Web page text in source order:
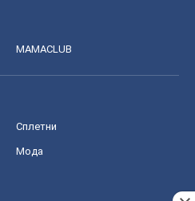
MAMACLUB
Сплетни
Мода